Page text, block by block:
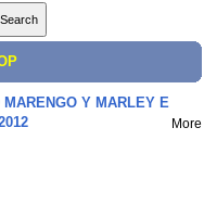
MARENGO Y MARLEY E
More